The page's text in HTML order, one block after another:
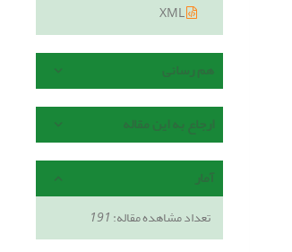
XML
هم رسانی
ارجاع به این مقاله
آمار
تعداد مشاهده مقاله:191